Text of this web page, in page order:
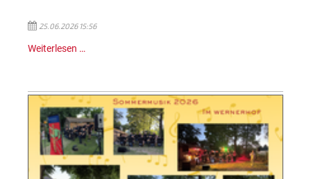
25.06.2026 15:56
Weiterlesen …